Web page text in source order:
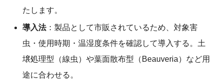
たします。
導入法：製品として市販されているため、対象害
虫・使用時期・温湿度条件を確認して導入する。土
壌処理型（線虫）や葉面散布型（Beauveria）など用
途に合わせる。